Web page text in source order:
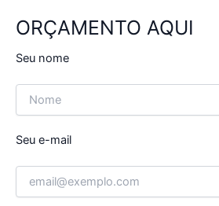
ORÇAMENTO AQUI
Seu nome
Seu e-mail